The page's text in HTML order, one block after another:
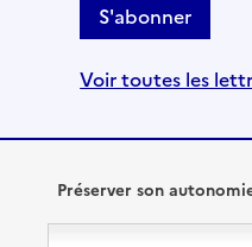
S'abonner
Voir toutes les
Préserver son